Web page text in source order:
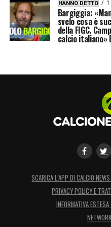
HANNO DETTO 1
Bargiggia:
svelo cosa è
della FIGC.
calcio italiano»
SCARICA L’APP DI CALCIO
PRIVACY POLICY E
INFORMATIVA